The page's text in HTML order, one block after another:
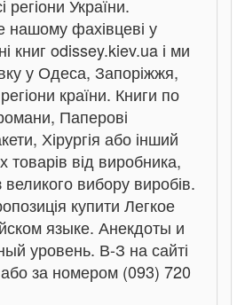
регіони України.
нашому фахівцеві у
книг odissey.kiev.ua і ми
у Одеса, Запоріжжя,
країни. Книги по
Паперові
Хірургія або інший
товарів від виробника,
вибору виробів.
купити Легкое
языке. Анекдоты и
уровень. В-З на сайті
за номером (093) 720